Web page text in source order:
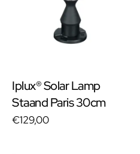
Iplux® Solar Lamp
Staand Paris 30cm
€129,00